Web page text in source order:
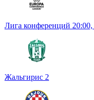
Лига конференций 20:00,
Жальгирис 2